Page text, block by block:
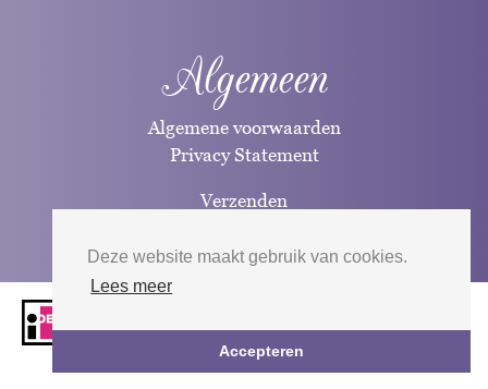
Deze website maakt gebruik van cookies.
Lees meer
Accepteren
Algemeen
Algemene voorwaarden
Privacy Statement
Verzenden